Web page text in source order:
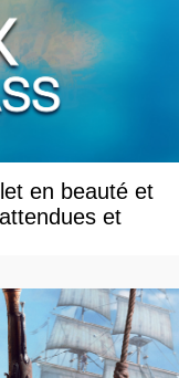
en beauté et
et